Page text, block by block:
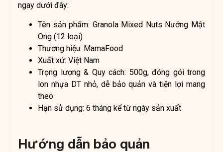
ngay dưới đây:
Tên sản phẩm: Granola Mixed Nuts Nướng Mật
Ong (12 loại)
Thương hiệu: MamaFood
Xuất xứ: Việt Nam
Trọng lượng & Quy cách: 500g, đóng gói trong
lon nhựa DT nhỏ, dễ bảo quản và tiện lợi mang
theo
Hạn sử dụng: 6 tháng kể từ ngày sản xuất
Hướng dẫn bảo quản